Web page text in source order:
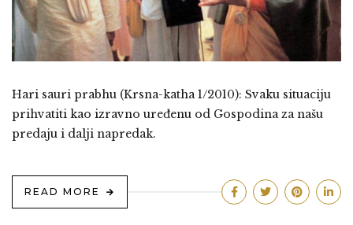
Hari sauri prabhu (Krsna-katha 1/2010): Svaku situaciju
prihvatiti kao izravno uređenu od Gospodina za našu
predaju i dalji napredak.
READ MORE